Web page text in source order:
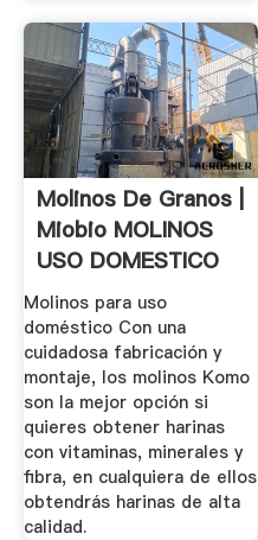
Molinos De Granos |
Miobio MOLINOS
USO DOMESTICO
Molinos para uso
doméstico Con una
cuidadosa fabricación y
montaje, los molinos Komo
son la mejor opción si
quieres obtener harinas
con vitaminas, minerales y
fibra, en cualquiera de ellos
obtendrás harinas de alta
calidad.